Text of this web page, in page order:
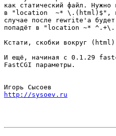
как статический файл.
в "location  ~* \.(html)$",
случае после rewrite'а
попадёт в "location ~*
Кстати, скобки вокруг
И ещё, начиная с 0.1.29
FastCGI параметры.
http://sysoev.ru